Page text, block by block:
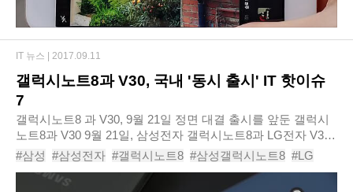
갤럭시노트8과 V30, 국내 '동시 출시' IT 핫이슈
7
갤럭시노트8 과 V30, 9월 21일 정면 대결 출시를 앞둔 갤럭시
노트8과 V30 9월 21일, 삼성전자 갤럭시노트8과 LG전자 V30
가 맞붙는 결전의 날이 다가오고 있다. 지난해 갤럭시노트7 배
터리 폭발로 인한 조기 단종 사태 이후 삼성..
#삼성 #삼성전자 #갤럭시노트8 #삼성갤럭시노트8 #LG
#LG전자 #V30 #LGV30 #인스타그램 #화웨이
IT 뉴스 | 2017.09.11